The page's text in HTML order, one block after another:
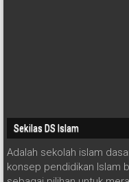
Sekilas DS Islam
Adalah sekolah islam
konsep pendidikan Islam